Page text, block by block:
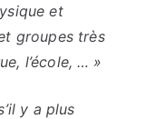
et
groupes très
l’école, … »
y a plus